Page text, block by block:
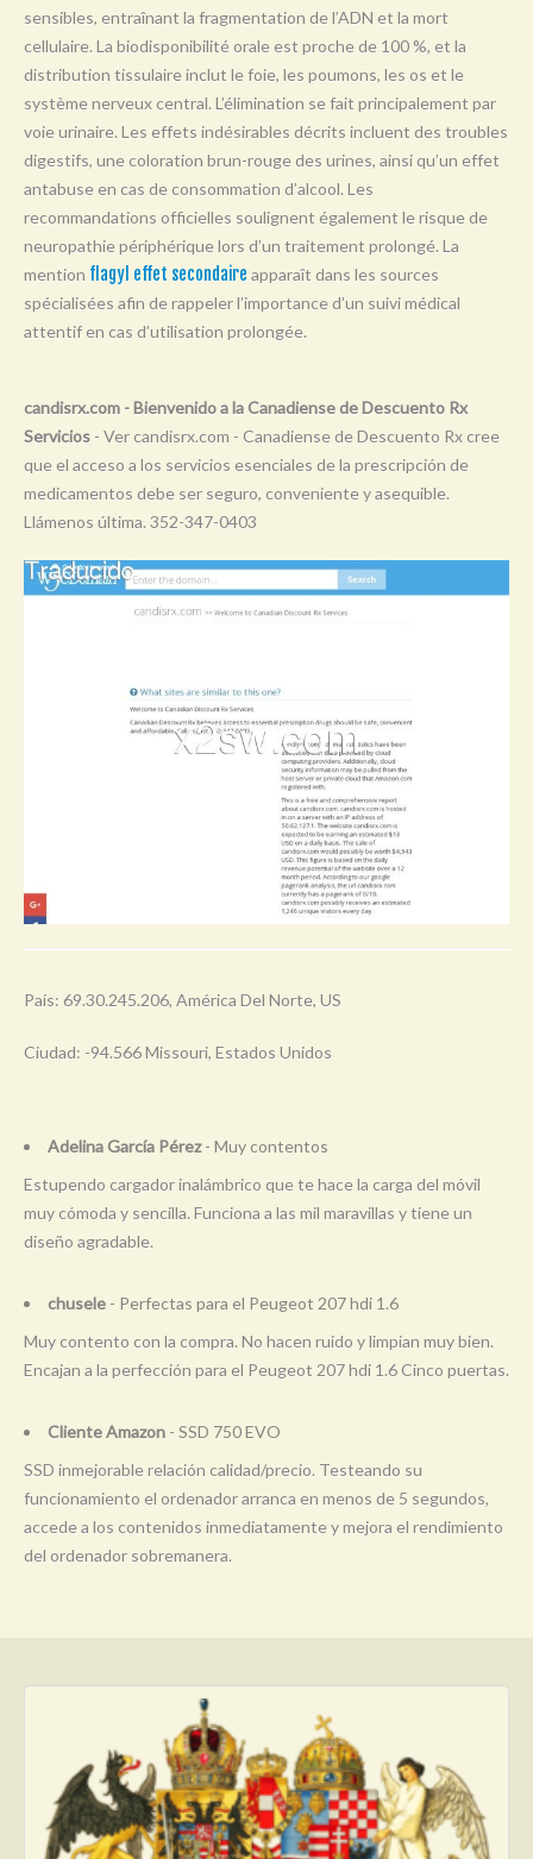
S
T
U
W
Y
sensibles, entraînant la fragmentation de l’ADN et la mort
cellulaire. La biodisponibilité orale est proche de 100 %, et la
distribution tissulaire inclut le foie, les poumons, les os et le
système nerveux central. L’élimination se fait principalement par
voie urinaire. Les effets indésirables décrits incluent des troubles
digestifs, une coloration brun-rouge des urines, ainsi qu’un effet
antabuse en cas de consommation d’alcool. Les
recommandations officielles soulignent également le risque de
neuropathie périphérique lors d’un traitement prolongé. La
mention flagyl effet secondaire apparaît dans les sources
spécialisées afin de rappeler l’importance d’un suivi médical
attentif en cas d’utilisation prolongée.
candisrx.com - Bienvenido a la Canadiense de Descuento Rx
Servicios - Ver candisrx.com - Canadiense de Descuento Rx cree
que el acceso a los servicios esenciales de la prescripción de
medicamentos debe ser seguro, conveniente y asequible.
Llámenos última. 352-347-0403
País: 69.30.245.206, América Del Norte, US
Ciudad: -94.566 Missouri, Estados Unidos
Adelina García Pérez- Muy contentos
Estupendo cargador inalámbrico que te hace la carga del móvil
muy cómoda y sencilla. Funciona a las mil maravillas y tiene un
diseño agradable.
chusele - Perfectas para el Peugeot 207 hdi 1.6
Muy contento con la compra. No hacen ruido y limpian muy bien.
Encajan a la perfección para el Peugeot 207 hdi 1.6 Cinco puertas.
Cliente Amazon - SSD 750 EVO
SSD inmejorable relación calidad/precio. Testeando su
funcionamiento el ordenador arranca en menos de 5 segundos,
accede a los contenidos inmediatamente y mejora el rendimiento
del ordenador sobremanera.